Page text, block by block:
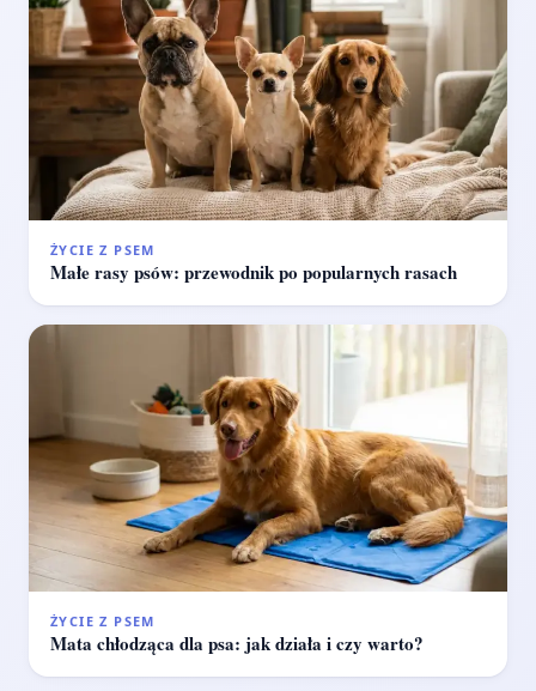
ŻYCIE Z PSEM
Małe rasy psów: przewodnik po popularnych rasach
ŻYCIE Z PSEM
Mata chłodząca dla psa: jak działa i czy warto?